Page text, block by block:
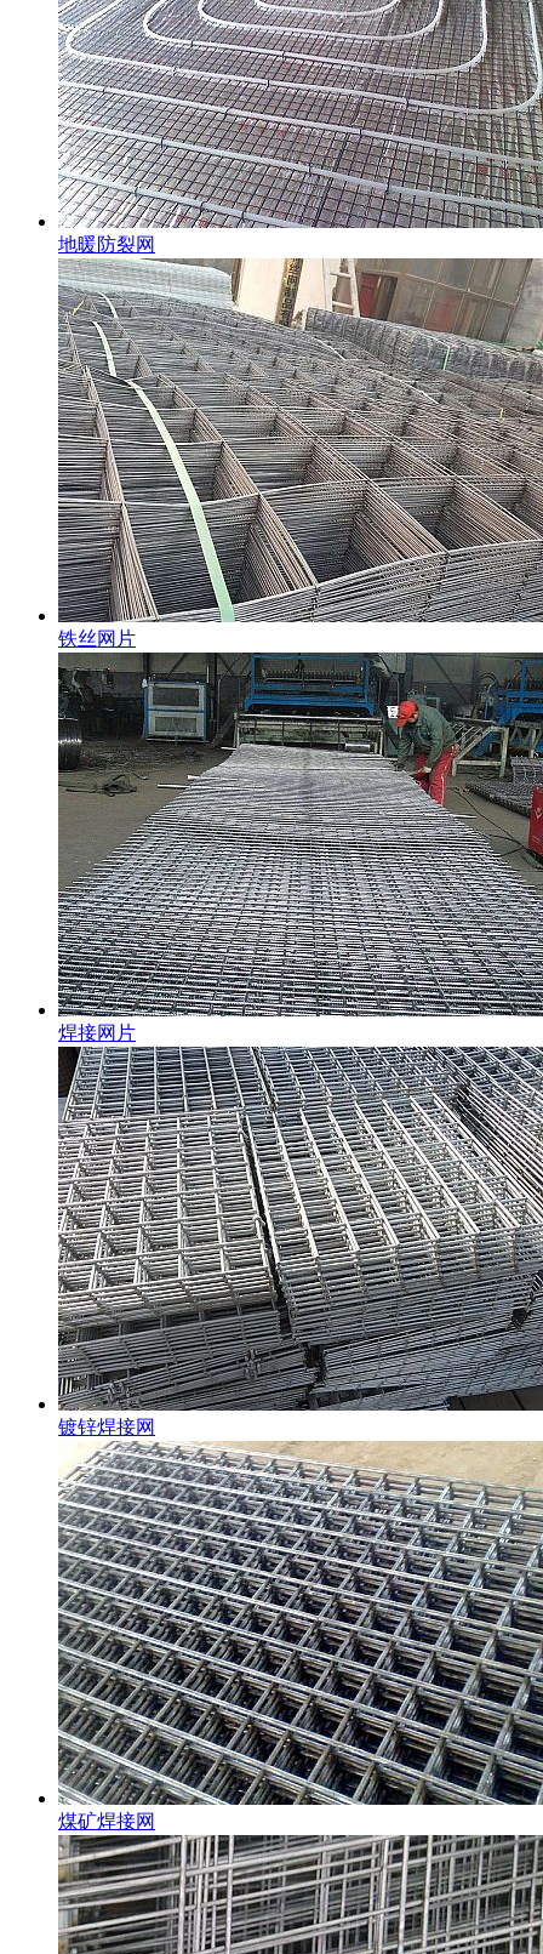
地暖防裂网
铁丝网片
焊接网片
镀锌焊接网
煤矿焊接网